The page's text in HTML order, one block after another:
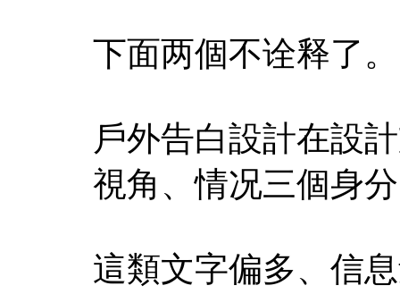
下面两個不诠释了。
戶外告白設計在設
視角、情况三個身
這類文字偏多、信